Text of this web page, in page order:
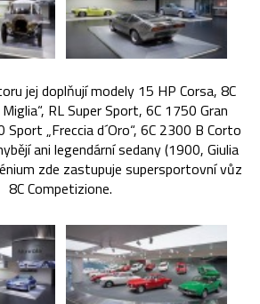
jej doplňují modely 15 HP Corsa, 8C
RL Super Sport, 6C 1750 Gran
„Freccia d´Oro“, 6C 2300 B Corto
ani legendární sedany (1900, Giulia
zde zastupuje supersportovní vůz
8C Competizione.